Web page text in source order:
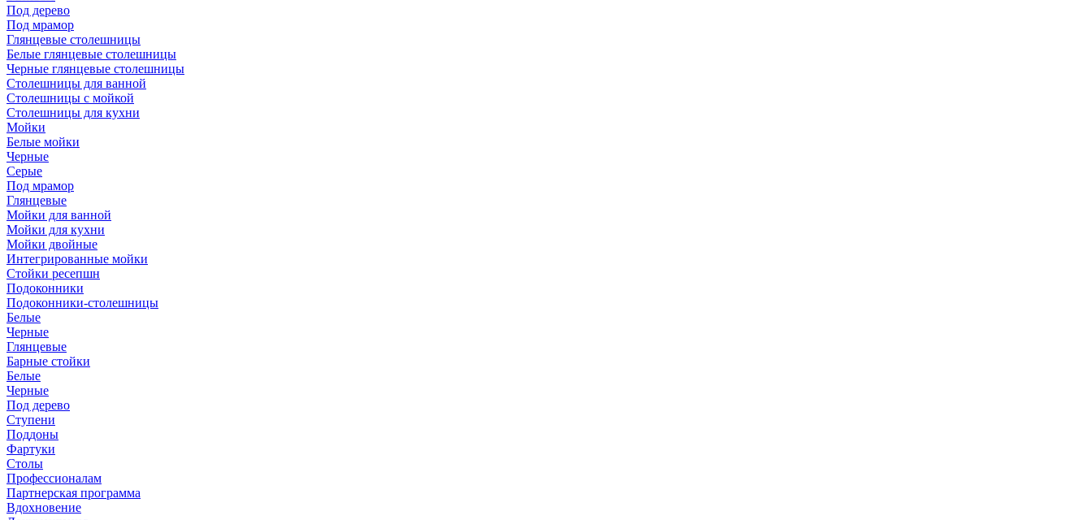
Под дерево
Под мрамор
Глянцевые столешницы
Белые глянцевые столешницы
Черные глянцевые столешницы
Столешницы для ванной
Столешницы с мойкой
Столешницы для кухни
Мойки
Белые мойки
Черные
Серые
Под мрамор
Глянцевые
Мойки для ванной
Мойки для кухни
Мойки двойные
Интегрированные мойки
Стойки ресепшн
Подоконники
Подоконники-столешницы
Белые
Черные
Глянцевые
Барные стойки
Белые
Черные
Под дерево
Ступени
Поддоны
Фартуки
Столы
Профессионалам
Партнерская программа
Вдохновение